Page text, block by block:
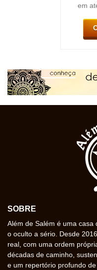
em
SOBRE
Além de Salém é uma casa
o oculto a sério. Desde
real, com uma ordem
décadas de caminho,
e um repertório profundo